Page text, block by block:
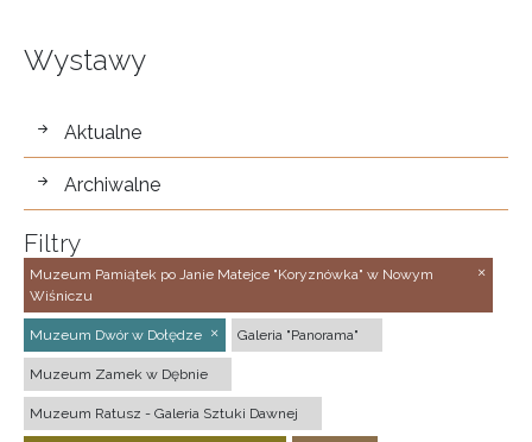
Wystawy
wystawy
Aktualne
Archiwalne
Filtry
Muzeum Pamiątek po Janie Matejce "Koryznówka" w Nowym
Wiśniczu
Muzeum Dwór w Dołędze Galeria "Panorama"
Muzeum Zamek w Dębnie
Muzeum Ratusz - Galeria Sztuki Dawnej